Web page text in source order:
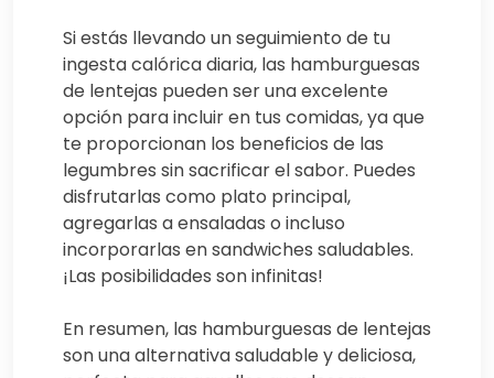
Si estás llevando un seguimiento de tu
ingesta calórica diaria, las hamburguesas
de lentejas pueden ser una excelente
opción para incluir en tus comidas, ya que
te proporcionan los beneficios de las
legumbres sin sacrificar el sabor. Puedes
disfrutarlas como plato principal,
agregarlas a ensaladas o incluso
incorporarlas en sandwiches saludables.
¡Las posibilidades son infinitas!
En resumen, las hamburguesas de lentejas
son una alternativa saludable y deliciosa,